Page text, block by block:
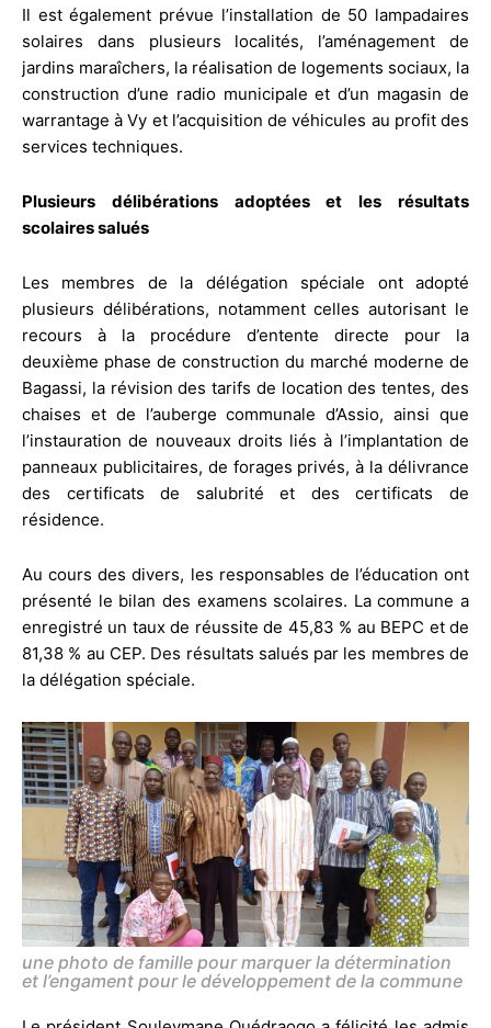
Il est également prévue l’installation de 50 lampadaires
solaires dans plusieurs localités, l’aménagement de
jardins maraîchers, la réalisation de logements sociaux, la
construction d’une radio municipale et d’un magasin de
warrantage à Vy et l’acquisition de véhicules au profit des
services techniques.
Plusieurs délibérations adoptées et les résultats
scolaires salués
Les membres de la délégation spéciale ont adopté
plusieurs délibérations, notamment celles autorisant le
recours à la procédure d’entente directe pour la
deuxième phase de construction du marché moderne de
Bagassi, la révision des tarifs de location des tentes, des
chaises et de l’auberge communale d’Assio, ainsi que
l’instauration de nouveaux droits liés à l’implantation de
panneaux publicitaires, de forages privés, à la délivrance
des certificats de salubrité et des certificats de
résidence.
Au cours des divers, les responsables de l’éducation ont
présenté le bilan des examens scolaires. La commune a
enregistré un taux de réussite de 45,83 % au BEPC et de
81,38 % au CEP. Des résultats salués par les membres de
la délégation spéciale.
une photo de famille pour marquer la détermination
et l’engament pour le développement de la commune